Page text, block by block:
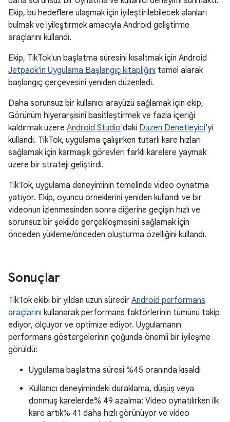
Ekip, bu hedeflere ulaşmak için iyileştirilebilecek alanları
bulmak ve iyileştirmek amacıyla Android geliştirme
araçlarını kullandı.
Ekip, TikTok'un başlatma süresini kısaltmak için Android
Jetpack'in Uygulama Başlangıç kitaplığını temel alarak
başlangıç çerçevesini yeniden düzenledi.
Daha sorunsuz bir kullanıcı arayüzü sağlamak için ekip,
Görünüm hiyerarşisini basitleştirmek ve fazla içeriği
kaldırmak üzere Android Studio'daki Düzen Denetleyici'yi
kullandı. TikTok, uygulama çalışırken tutarlı kare hızları
sağlamak için karmaşık görevleri farklı karelere yaymak
üzere bir strateji geliştirdi.
TikTok, uygulama deneyiminin temelinde video oynatma
yatıyor. Ekip, oyuncu örneklerini yeniden kullandı ve bir
videonun izlenmesinden sonra diğerine geçişin hızlı ve
sorunsuz bir şekilde gerçekleşmesini sağlamak için
önceden yükleme/önceden oluşturma özelliğini kullandı.
Sonuçlar
TikTok ekibi bir yıldan uzun süredir Android performans
araçlarını kullanarak performans faktörlerinin tümünü takip
ediyor, ölçüyor ve optimize ediyor. Uygulamanın
performans göstergelerinin çoğunda önemli bir iyileşme
görüldü:
Uygulama başlatma süresi %45 oranında kısaldı
Kullanıcı deneyimindeki duraklama, düşüş veya
donmuş karelerde% 49 azalma: Video oynatılırken ilk
kare artık% 41 daha hızlı görünüyor ve video